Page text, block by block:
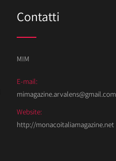
Contatti
MIM
E-mail:
mimagazine.arvalens@gmail.com
Website:
http://monacoitaliamagazine.net